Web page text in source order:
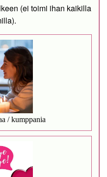
(ei toimi ihan kaikilla
/ kumppania